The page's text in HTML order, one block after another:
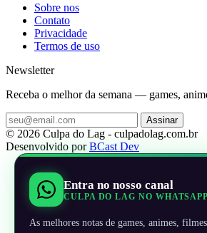
Sobre nos
Contato
Privacidade
Termos de uso
Newsletter
Receba o melhor da semana — games,
Assinar
© 2026 Culpa do Lag - culpadolag.com.br
Desenvolvido porBCast Dev
Entra no nosso canal
CULPA DO LAG NO WHATSAPP
As melhores notas de games, animes,